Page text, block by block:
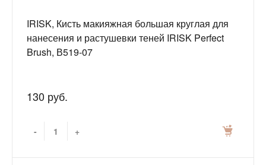
IRISK, Кисть макияжная большая круглая для
нанесения и растушевки теней IRISK Perfect
Brush, В519-07
130 руб.
- +